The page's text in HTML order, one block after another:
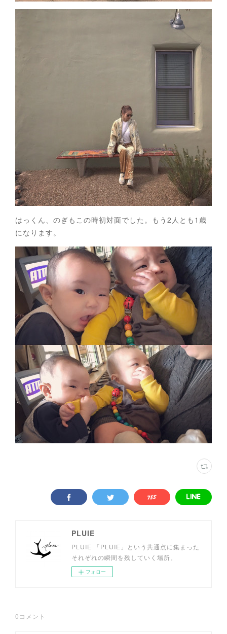
はっくん、のぎもこの時初対面でした。もう2人とも1歳
になります。
PLUIE
PLUIE 「PLUIE」という共通点に集まった
それぞれの瞬間を残していく場所。
フォロー
0 コメント